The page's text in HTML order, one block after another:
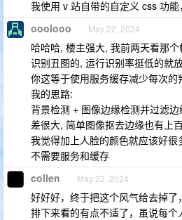
我使用 v 站自带的自定义 css 功
ooolooo May 22, 2024
哈哈哈, 楼主强大, 我前两天看那
识别丑图的, 运行识别率挺低的就
你这等于使用服务缓存减少每次的
我的思路:
背景检测 + 图像边缘检测并过滤
差很大, 简单图像抠去边缘也有上
我觉得加上人脸的颜色就应该好
不需要服务和缓存
collen May 22, 2024
好好好，终于把这个风气给去掉
排下来看的有点不适了，虽说每